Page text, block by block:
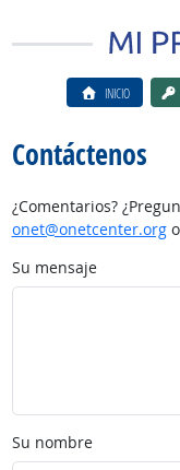
INICIO
Contáctenos
¿Comentarios?
onet@onetcenter.orgo
Su mensaje
Su nombre